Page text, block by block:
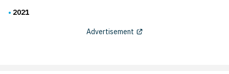
2021
Advertisement